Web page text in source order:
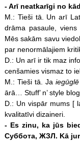
- Arī neatkarīgi no
M.: Tieši tā. Un arī
drāma pasaule,
Mēs sakām savu
par nenormālajiem
D.: Un arī ir tik maz
cenšamies vismaz to
M.: Tieši tā. Ja iegūglē
ārā… Stuff’ n’ style
D.: Un vispār mums [
kvalitatīvi dizaineri.
- Es zinu, ka jūs
Суббота, ЖЗЛ. Kā